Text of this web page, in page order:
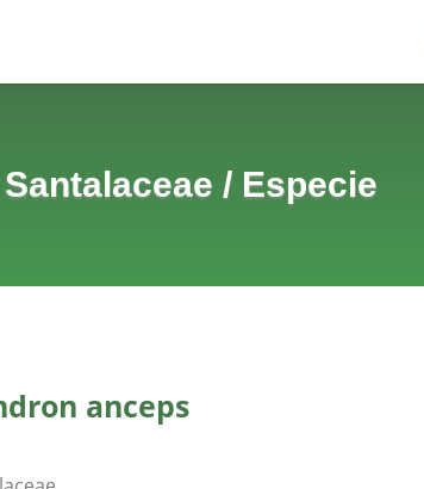
Santalaceae / Especie
anceps